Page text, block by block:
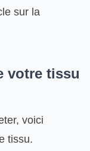
sur la
votre tissu
voici
tissu.